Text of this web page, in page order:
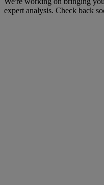
expert analysis. Check back